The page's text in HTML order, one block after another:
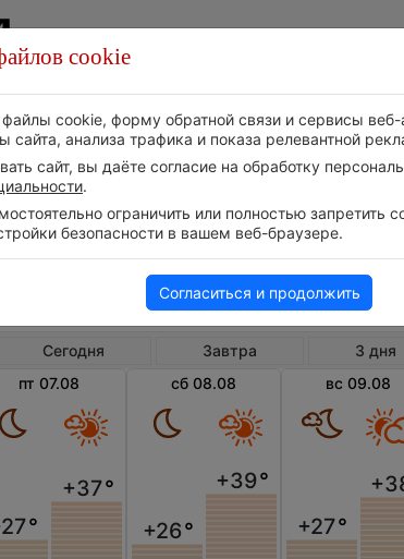
Погода в Куйбышеве
Сегодня Завтра 3 дня
пт 07.08
°
+37°
сб 08.08
+26°
+39°
вс 09.08
+27°
cookie
файлы cookie, форму обратной связи и сервисы
сайта, анализа трафика и показа релевантной
сайт, вы даёте согласие на обработку
.
ограничить или полностью запретить
безопасности в вашем веб-браузере.
Согласиться и продолжить